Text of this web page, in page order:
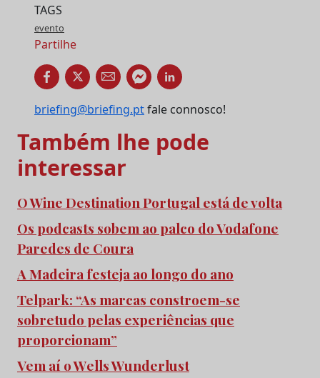
TAGS
evento
Partilhe
briefing@briefing.ptfale connosco!
Também lhe pode
interessar
O Wine Destination Portugal está de volta
Os podcasts sobem ao palco do Vodafone
Paredes de Coura
A Madeira festeja ao longo do ano
Telpark: “As marcas constroem-se
sobretudo pelas experiências que
proporcionam”
Vem aí o Wells Wunderlust